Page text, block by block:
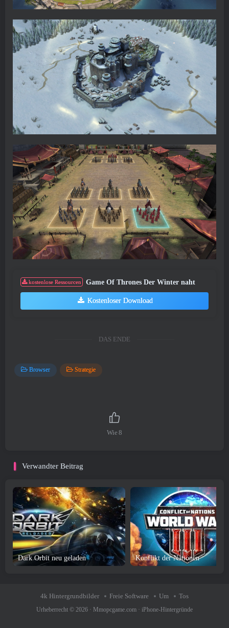
kostenlose Ressourcen Game Of Thrones Der Winter naht
Kostenloser Download
DAS ENDE
Browser Strategie
Wie 8
Verwandter Beitrag
Dark Orbit neu geladen Konflikt der Nationen
4k Hintergrundbilder Freie Software Um Tos
Urheberrecht © 2026 · Mmopcgame.com · iPhone-Hintergründe